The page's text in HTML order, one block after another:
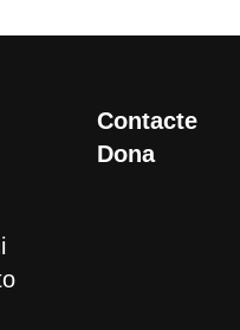
Contacte
Dona